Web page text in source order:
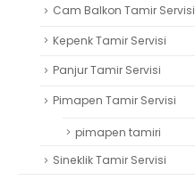
Cam Balkon Tamir Servisi
Kepenk Tamir Servisi
Panjur Tamir Servisi
Pimapen Tamir Servisi
pimapen tamiri
Sineklik Tamir Servisi